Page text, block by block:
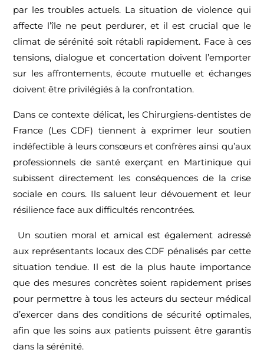
par les troubles actuels. La situation de violence qui
affecte l’île ne peut perdurer, et il est crucial que le
climat de sérénité soit rétabli rapidement. Face à ces
tensions, dialogue et concertation doivent l’emporter
sur les affrontements, écoute mutuelle et échanges
doivent être privilégiés à la confrontation.
Dans ce contexte délicat, les Chirurgiens-dentistes de
France (Les CDF) tiennent à exprimer leur soutien
indéfectible à leurs consœurs et confrères ainsi qu’aux
professionnels de santé exerçant en Martinique qui
subissent directement les conséquences de la crise
sociale en cours. Ils saluent leur dévouement et leur
résilience face aux difficultés rencontrées.
Un soutien moral et amical est également adressé
aux représentants locaux des CDF pénalisés par cette
situation tendue. Il est de la plus haute importance
que des mesures concrètes soient rapidement prises
pour permettre à tous les acteurs du secteur médical
d’exercer dans des conditions de sécurité optimales,
afin que les soins aux patients puissent être garantis
dans la sérénité.